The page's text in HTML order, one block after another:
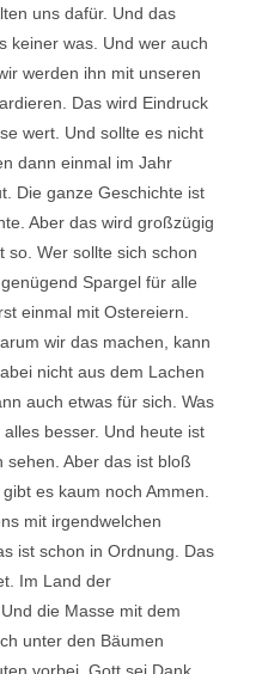
uns dafür. Und das
keiner was. Und wer auch
werden ihn mit unseren
Das wird Eindruck
wert. Und sollte es nicht
dann einmal im Jahr
Die ganze Geschichte ist
Aber das wird großzügig
so. Wer sollte sich schon
Spargel für alle
einmal mit Ostereiern.
wir das machen, kann
nicht aus dem Lachen
auch etwas für sich. Was
besser. Und heute ist
sehen. Aber das ist bloß
es kaum noch Ammen.
mit irgendwelchen
ist schon in Ordnung. Das
Im Land der
die Masse mit dem
unter den Bäumen